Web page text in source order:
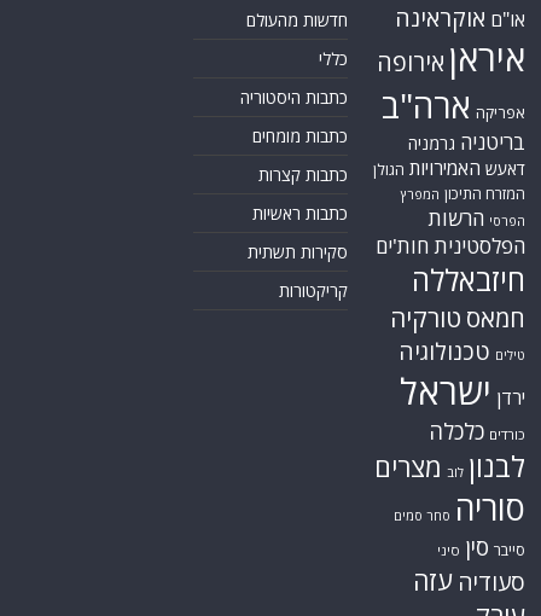
או"ם אוקראינה
איראן אירופה
אפריקה ארה"ב
בריטניה גרמניה
דאעש האמירויות הגולן
המזרח התיכון המפרץ
הפרסי הרשות
הפלסטינית חות'ים
חיזבאללה
חמאס טורקיה
טילים טכנולוגיה
ירדן ישראל
כורדים כלכלה
לבנון לוב מצרים
סוריה סחר סמים
סייבר סין סיני
סעודיה עזה
חדשות מהעולם
כללי
כתבות היסטוריה
כתבות מומחים
כתבות קצרות
כתבות ראשיות
סקירות תשתית
קריקטורות